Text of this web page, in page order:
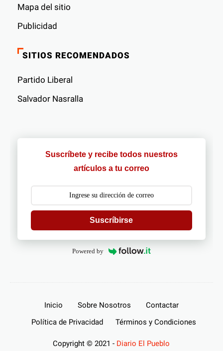
Mapa del sitio
Publicidad
SITIOS RECOMENDADOS
Partido Liberal
Salvador Nasralla
Suscríbete y recibe todos nuestros
artículos a tu correo
Suscríbirse
Powered by
Inicio Sobre Nosotros
Contactar
Política de Privacidad
Términos y Condiciones
Copyright © 2021 - Diario El Pueblo